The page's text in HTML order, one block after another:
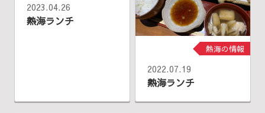
2023.04.26
熱海ランチ
熱海の情報
2022.07.19
熱海ランチ